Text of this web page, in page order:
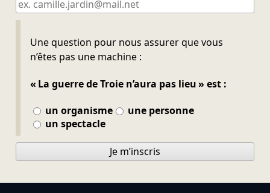
Une question pour nous assurer que vous
n’êtes pas une machine :
« La guerre de Troie n’aura pas lieu » est :
un organisme
une personne
un spectacle
Ne pas remplir
Je m’inscris